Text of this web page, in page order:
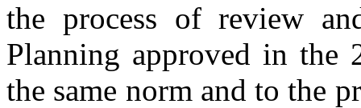
the process of review
Planning approved in the
the same norm and to the